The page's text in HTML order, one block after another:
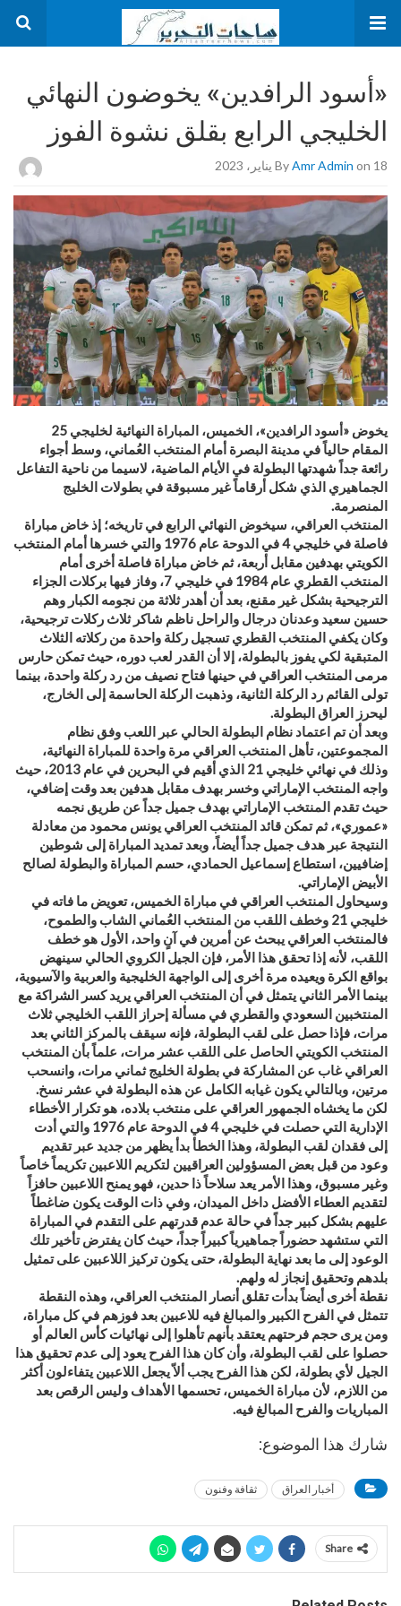
«أسود الرافدين» يخوضون النهائي
الخليجي الرابع بقلق نشوة الفوز
ByAmr Admin on 18 يناير، 2023
يخوض «أسود الرافدين»، الخميس، المباراة النهائية لخليجي 25
المقام حالياً في مدينة البصرة أمام المنتخب العُماني، وسط أجواء
رائعة جداً شهدتها البطولة في الأيام الماضية، لاسيما من ناحية التفاعل
الجماهيري الذي شكل أرقاماً غير مسبوقة في بطولات الخليج
المنصرمة.
المنتخب العراقي، سيخوض النهائي الرابع في تاريخه؛ إذ خاض مباراة
فاصلة في خليجي 4 في الدوحة عام 1976 والتي خسرها أمام المنتخب
الكويتي بهدفين مقابل أربعة، ثم خاض مباراة فاصلة أخرى أمام
المنتخب القطري عام 1984 في خليجي 7، وفاز فيها بركلات الجزاء
الترجيحية بشكل غير مقنع، بعد أن أهدر ثلاثة من نجومه الكبار وهم
حسين سعيد وعدنان درجال والراحل ناظم شاكر ثلاث ركلات ترجيحية،
وكان يكفي المنتخب القطري تسجيل ركلة واحدة من ركلاته الثلاث
المتبقية لكي يفوز بالبطولة، إلا أن القدر لعب دوره، حيث تمكن حارس
مرمى المنتخب العراقي في حينها فتاح نصيف من رد ركلة واحدة، بينما
تولى القائم رد الركلة الثانية، وذهبت الركلة الحاسمة إلى الخارج،
ليحرز العراق البطولة.
وبعد أن تم اعتماد نظام البطولة الحالي عبر اللعب وفق نظام
المجموعتين، تأهل المنتخب العراقي مرة واحدة للمباراة النهائية،
وذلك في نهائي خليجي 21 الذي أقيم في البحرين في عام 2013، حيث
واجه المنتخب الإماراتي وخسر بهدف مقابل هدفين بعد وقت إضافي،
حيث تقدم المنتخب الإماراتي بهدف جميل جداً عن طريق نجمه
«عموري»، ثم تمكن قائد المنتخب العراقي يونس محمود من معادلة
النتيجة عبر هدف جميل جداً أيضاً، وبعد تمديد المباراة إلى شوطين
إضافيين، استطاع إسماعيل الحمادي، حسم المباراة والبطولة لصالح
الأبيض الإماراتي.
وسيحاول المنتخب العراقي في مباراة الخميس، تعويض ما فاته في
خليجي 21 وخطف اللقب من المنتخب العُماني الشاب والطموح،
فالمنتخب العراقي يبحث عن أمرين في آنٍ واحد، الأول هو خطف
اللقب، لأنه إذا تحقق هذا الأمر، فإن الجيل الكروي الحالي سينهض
بواقع الكرة ويعيده مرة أخرى إلى الواجهة الخليجية والعربية والآسيوية،
بينما الأمر الثاني يتمثل في أن المنتخب العراقي يريد كسر الشراكة مع
المنتخبين السعودي والقطري في مسألة إحراز اللقب الخليجي ثلاث
مرات، فإذا حصل على لقب البطولة، فإنه سيقف بالمركز الثاني بعد
المنتخب الكويتي الحاصل على اللقب عشر مرات، علماً بأن المنتخب
العراقي غاب عن المشاركة في بطولة الخليج ثماني مرات، وانسحب
مرتين، وبالتالي يكون غيابه الكامل عن هذه البطولة في عشر نسخ.
لكن ما يخشاه الجمهور العراقي على منتخب بلاده، هو تكرار الأخطاء
الإدارية التي حصلت في خليجي 4 في الدوحة عام 1976 والتي أدت
إلى فقدان لقب البطولة، وهذا الخطأ بدأ يظهر من جديد عبر تقديم
وعود من قبل بعض المسؤولين العراقيين لتكريم اللاعبين تكريماً خاصاً
وغير مسبوق، وهذا الأمر يعد سلاحاً ذا حدين، فهو يمنح اللاعبين حافزاً
لتقديم العطاء الأفضل داخل الميدان، وفي ذات الوقت يكون ضاغطاً
عليهم بشكل كبير جداً في حالة عدم قدرتهم على التقدم في المباراة
التي ستشهد حضوراً جماهيرياً كبيراً جداً، حيث كان يفترض تأخير تلك
الوعود إلى ما بعد نهاية البطولة، حتى يكون تركيز اللاعبين على تمثيل
بلدهم وتحقيق إنجاز له ولهم.
نقطة أخرى أيضاً بدأت تقلق أنصار المنتخب العراقي، وهذه النقطة
تتمثل في الفرح الكبير والمبالغ فيه للاعبين بعد فوزهم في كل مباراة،
ومن يرى حجم فرحتهم يعتقد بأنهم تأهلوا إلى نهائيات كأس العالم أو
حصلوا على لقب البطولة، وأن كان هذا الفرح يعود إلى عدم تحقيق هذا
الجيل لأي بطولة، لكن هذا الفرح يجب ألاّ يجعل اللاعبين يتفاءلون أكثر
من اللازم، لأن مباراة الخميس، تحسمها الأهداف وليس الرقص بعد
المباريات والفرح المبالغ فيه.
شارك هذا الموضوع:
أخبار العراق ثقافة وفنون
Share